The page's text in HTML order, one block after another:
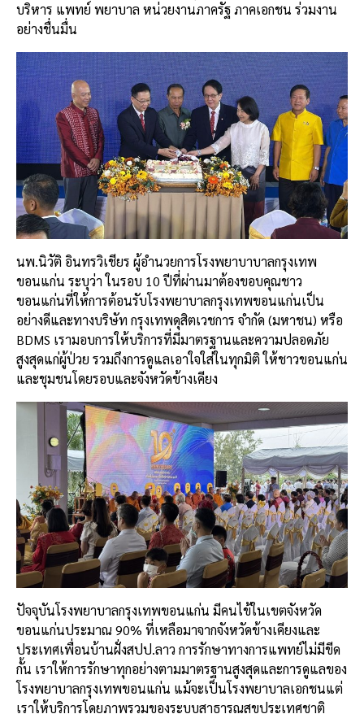
บริหาร แพทย์ พยาบาล หน่วยงานภาครัฐ ภาคเอกชน ร่วมงาน
อย่างชื่นมื่น
นพ.นิวัติ อินทรวิเชียร ผู้อำนวยการโรงพยาบาบาลกรุงเทพ
ขอนแก่น ระบุว่า ในรอบ 10 ปีที่ผ่านมาต้องขอบคุณชาว
ขอนแก่นที่ให้การต้อนรับโรงพยาบาลกรุงเทพขอนแก่นเป็น
อย่างดีและทางบริษัท กรุงเทพดุสิตเวชการ จำกัด (มหาชน) หรือ
BDMS เรามอบการให้บริการที่มีมาตรฐานและความปลอดภัย
สูงสุดแก่ผู้ป่วย รวมถึงการดูแลเอาใจใส่ในทุกมิติ ให้ชาวขอนแก่น
และชุมชนโดยรอบและจังหวัดข้างเคียง
ปัจจุบันโรงพยาบาลกรุงเทพขอนแก่น มีคนไข้ในเขตจังหวัด
ขอนแก่นประมาณ 90% ที่เหลือมาจากจังหวัดข้างเคียงและ
ประเทศเพื่อนบ้านฝั่งสปป.ลาว การรักษาทางการแพทย์ไม่มีขีด
กั้น เราให้การรักษาทุกอย่างตามมาตรฐานสูงสุดและการดูแลของ
โรงพยาบาลกรุงเทพขอนแก่น แม้จะเป็นโรงพยาบาลเอกชนแต่
เราให้บริการโดยภาพรวมของระบบสาธารณสุขประเทศชาติ